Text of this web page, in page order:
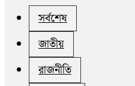
সর্বশেষ
জাতীয়
রাজনীতি